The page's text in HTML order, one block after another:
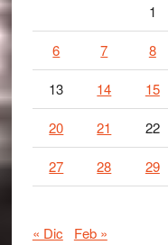
1
6 7 8
13 14 15
20 21 22
27 28 29
« Dic Feb »